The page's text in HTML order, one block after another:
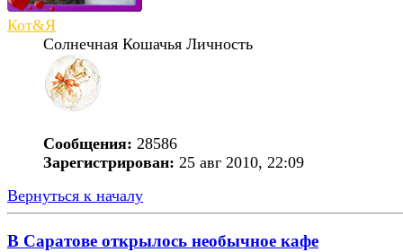
Кот&Я
Солнечная Кошачья Личность
Сообщения: 28586
Зарегистрирован: 25 авг 2010, 22:09
Вернуться к началу
В Саратове открылось необычное кафе